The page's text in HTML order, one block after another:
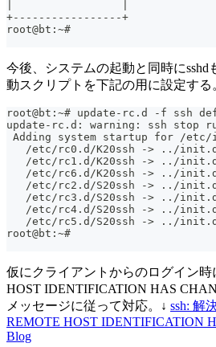
+-----------------+
root@bt:~#
今後、システムの起動と同時にsshd
動スクリプトを下記の用に設定する
root@bt:~# update-rc.d -f ssh
update-rc.d: warning: ssh stop
Adding system startup for /
/etc/rc0.d/K20ssh -> ../
/etc/rc1.d/K20ssh -> ../
/etc/rc6.d/K20ssh -> ../
/etc/rc2.d/S20ssh -> ../
/etc/rc3.d/S20ssh -> ../
/etc/rc4.d/S20ssh -> ../
/etc/rc5.d/S20ssh -> ../
root@bt:~#
仮にクライアントからのログイン時
HOST IDENTIFICATION HAS
メッセージに従って対応。↓ ssh: 解
REMOTE HOST IDENTIFICATION
Blog